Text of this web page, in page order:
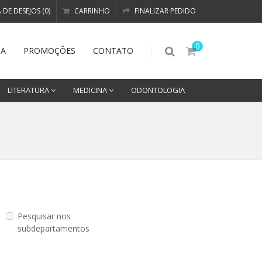
DE DESEJOS (0) CARRINHO FINALIZAR PEDIDO
0
PROMOÇÕES CONTATO
LITERATURA MEDICINA ODONTOLOGIA
Pesquisar nos
subdepartamentos